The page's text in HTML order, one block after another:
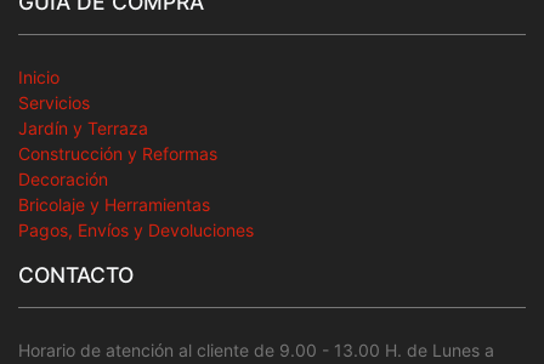
Inicio
Servicios
Jardín y Terraza
Construcción y Reformas
Decoración
Bricolaje y Herramientas
Pagos, Envíos y Devoluciones
CONTACTO
Horario de atención al cliente de 9.00 - 13.00 H. de Lunes a